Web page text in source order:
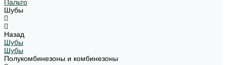
Пальто
Шубы
Назад
Шубы
Шубы
Полукомбинезоны и комбинезоны